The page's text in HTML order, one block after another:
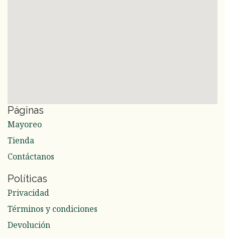
Páginas
Mayoreo
Tienda
Contáctanos
Políticas
Privacidad
Términos y condiciones
Devolución